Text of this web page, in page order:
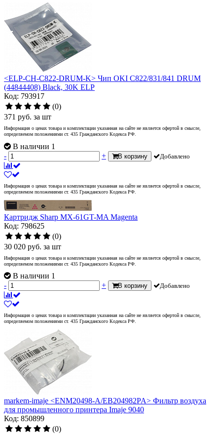
<ELP-CH-C822-DRUM-K> Чип OKI C822/831/841 DRUM
(44844408) Black, 30K ELP
Код: 793917
(0)
371 руб. за шт
Информация о ценах товара и комплектации указанная на сайте не является офертой в смысле,
определяемом положениями ст. 435 Гражданского Кодекса РФ.
В наличии 1
-
+ В корзину Добавлено
Информация о ценах товара и комплектации указанная на сайте не является офертой в смысле,
определяемом положениями ст. 435 Гражданского Кодекса РФ.
Картридж Sharp MX-61GT-MA Magenta
Код: 798625
(0)
30 020 руб. за шт
Информация о ценах товара и комплектации указанная на сайте не является офертой в смысле,
определяемом положениями ст. 435 Гражданского Кодекса РФ.
В наличии 1
-
+ В корзину Добавлено
Информация о ценах товара и комплектации указанная на сайте не является офертой в смысле,
определяемом положениями ст. 435 Гражданского Кодекса РФ.
markem-imaje <ENM20498-A/EB204982PA> Фильтр воздуха
для промышленного принтера Imaje 9040
Код: 850899
(0)